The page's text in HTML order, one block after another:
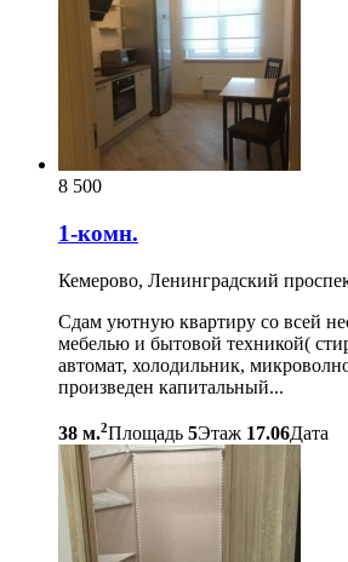
8 500
1-комн.
Кемерово, Ленинградский
Сдам уютную квартиру со всей
мебелью и бытовой техникой(
автомат, холодильник,
произведен капитальный...
38 м.2Площадь 5Этаж 17.06Дата